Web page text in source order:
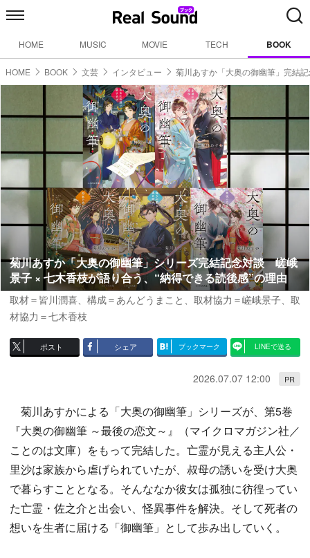
HOME MUSIC MOVIE TECH BOOK
HOME BOOK 文芸 インタビュー 菊川あすか「大奥の御幽筆」完結
菊川あすか「大奥の御幽筆」シリーズ完結記念対談 嵯峨
景子 × 七木香枝が語り合う、“納得できる読後感”の理由
取材＝皆川潤喜、 構成＝あんどうまこと 、 取材協力＝嵯峨景子、 取
材協力＝七木香枝
ポスト シェア ブックマーク LINEで送る
2026.07.07 12:00 PR
菊川あすかによる「大奥の御幽筆」シリーズが、第5巻
『大奥の御幽筆 ～最後の恋文～』（マイクロマガジン社／
ことのは文庫）をもって完結した。亡霊が見える主人公・
里沙は家族から虐げられていたが、叔母の誘いを受け大奥
で暮らすこととなる。そんななか彼女は孤独に彷徨ってい
た亡霊・佐之介と出会い、怪異事件を解決。そして死者の
想いを生者に届ける「御幽筆」として歩み出していく。